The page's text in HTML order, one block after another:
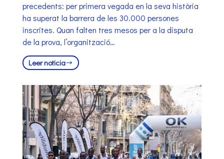
precedents: per primera vegada en la seva història
ha superat la barrera de les 30.000 persones
inscrites. Quan falten tres mesos per a la disputa
de la prova, l’organització…
Leer noticia